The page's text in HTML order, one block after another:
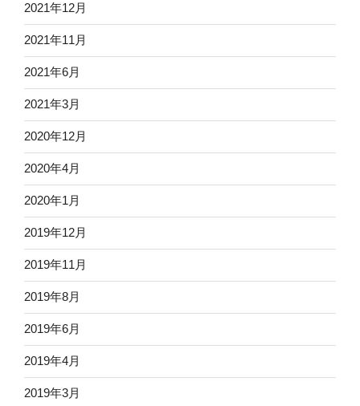
2021年12月
2021年11月
2021年6月
2021年3月
2020年12月
2020年4月
2020年1月
2019年12月
2019年11月
2019年8月
2019年6月
2019年4月
2019年3月